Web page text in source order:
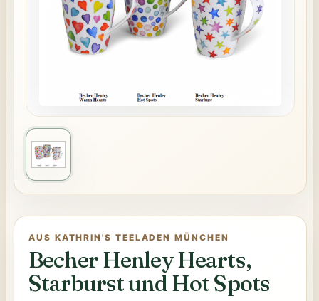
AUS KATHRIN'S TEELADEN MÜNCHEN
Becher Henley Hearts,
Starburst und Hot Spots